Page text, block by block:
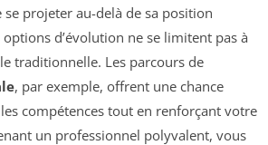
projeter au-delà de sa position
d’évolution ne se limitent pas à
traditionnelle. Les parcours de
, par exemple, offrent une chance
compétences tout en renforçant votre
un professionnel polyvalent, vous